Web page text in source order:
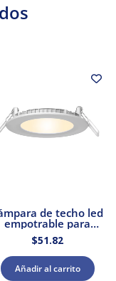
de techo led
empotrable para
interior luz cálida 9w
Tecnolite
$51.82
Añadir al carrito